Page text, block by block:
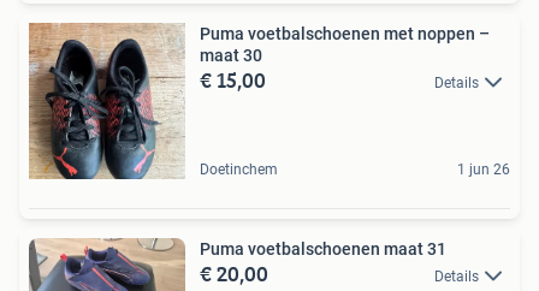
Puma voetbalschoenen met noppen –
maat 30
€ 15,00 Details
Doetinchem 1 jun 26
Puma voetbalschoenen maat 31
€ 20,00 Details